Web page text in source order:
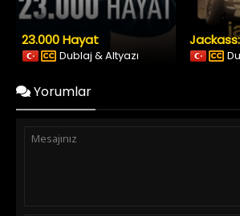
23.000 Hayat
Dublaj & Altyazı
Yorumlar